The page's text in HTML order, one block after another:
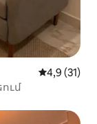
Միջին
4,9 (31)